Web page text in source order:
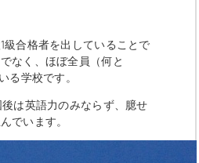
合格者を出していることで
なく、ほぼ全員（何と
学校です。
は英語力のみならず、臆せ
でいます。